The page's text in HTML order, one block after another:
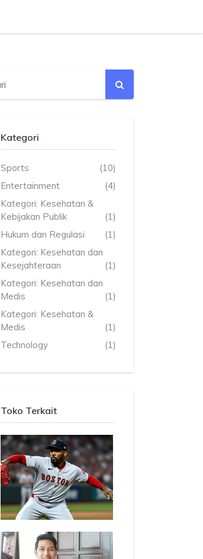
Kategori
Sports
(10)
Entertainment
(4)
Kategori: Kesehatan &
Kebijakan Publik
(1)
Hukum dan Regulasi
(1)
Kategori: Kesehatan dan
Kesejahteraan
(1)
Kategori: Kesehatan dan
Medis
(1)
Kategori: Kesehatan &
Medis
(1)
Technology
(1)
Toko Terkait